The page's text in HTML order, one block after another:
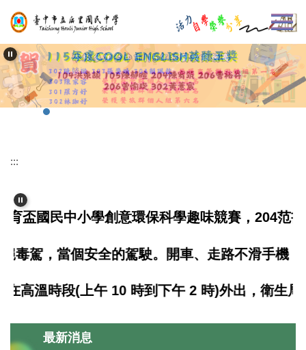
跳
到
要
內
容
區
:::
意環保科學趣味競賽，204范書維、204
。開車、走路不滑手機，安全不會有
午 10 時到下午 2 時)外出，衛生局關心您
意環保科學趣味競賽，204范書維、204
最新消息